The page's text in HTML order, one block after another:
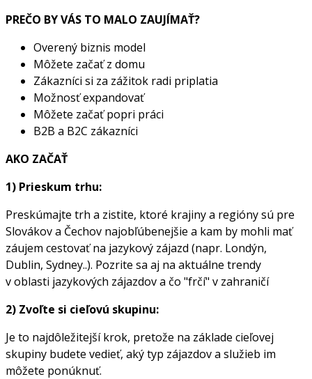
PREČO BY VÁS TO MALO ZAUJÍMAŤ?
Overený biznis model
Môžete začať z domu
Zákazníci si za zážitok radi priplatia
Možnosť expandovať
Môžete začať popri práci
B2B a B2C zákazníci
AKO ZAČAŤ
1) Prieskum trhu:
Preskúmajte trh a zistite, ktoré krajiny a regióny sú pre
Slovákov a Čechov najobľúbenejšie a kam by mohli mať
záujem cestovať na jazykový zájazd (napr. Londýn,
Dublin, Sydney..). Pozrite sa aj na aktuálne trendy
v oblasti jazykových zájazdov a čo "frčí" v zahraničí
2) Zvoľte si cieľovú skupinu:
Je to najdôležitejší krok, pretože na základe cieľovej
skupiny budete vedieť, aký typ zájazdov a služieb im
môžete ponúknuť.